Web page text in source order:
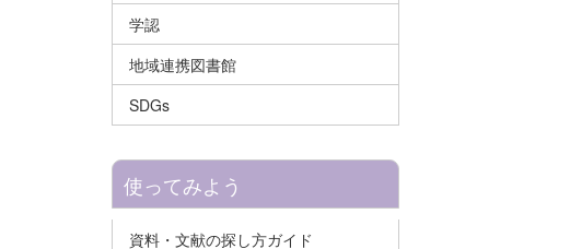
学認
地域連携図書館
SDGs
使ってみよう
資料・文献の探し方ガイド